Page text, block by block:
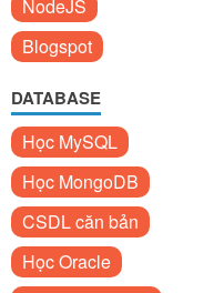
NodeJS
Blogspot
DATABASE
Học MySQL
Học MongoDB
CSDL căn bản
Học Oracle